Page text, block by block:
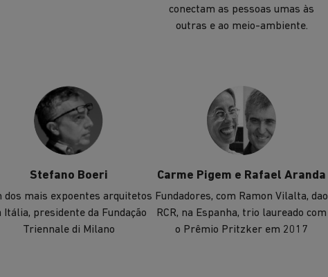
conectam as pessoas umas às
outras e ao meio-ambiente.
Stefano Boeri
dos mais expoentes arquitetos
Itália, presidente da Fundação
Triennale di Milano
Carme Pigem e Rafael Aranda
Fundadores, com Ramon Vilalta, dao
RCR, na Espanha, trio laureado com
o Prêmio Pritzker em 2017